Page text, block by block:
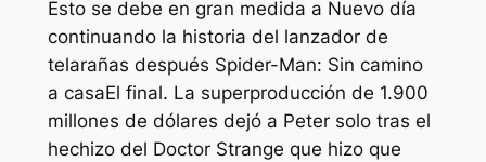
Esto se debe en gran medida a Nuevo día
continuando la historia del lanzador de
telarañas después Spider-Man: Sin camino
a casaEl final. La superproducción de 1.900
millones de dólares dejó a Peter solo tras el
hechizo del Doctor Strange que hizo que